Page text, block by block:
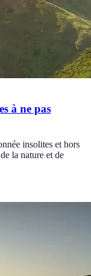
à ne pas
insolites et hors
la nature et de